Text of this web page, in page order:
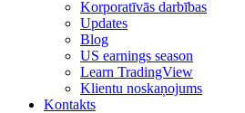
Korporatīvās darbības
Updates
Blog
US earnings season
Learn TradingView
Klientu noskaņojums
Kontakts